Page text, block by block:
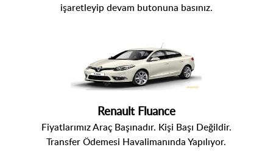
işaretleyip devam butonuna basınız.
Renault Fluance
Fiyatlarımız Araç Başınadır. Kişi Başı Değildir.
Transfer Ödemesi Havalimanında Yapılıyor.